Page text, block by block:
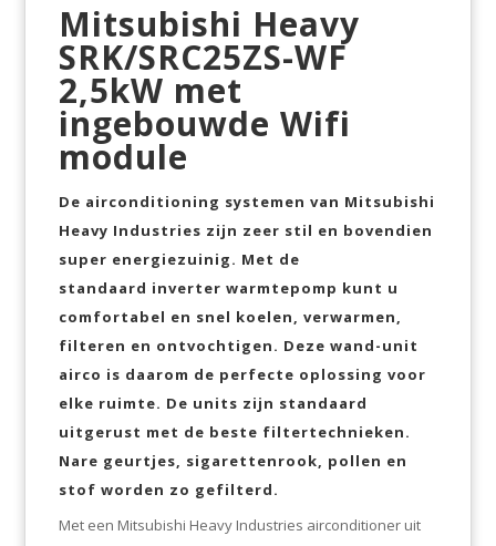
Mitsubishi Heavy
SRK/SRC25ZS-WF
2,5kW met
ingebouwde Wifi
module
De airconditioning systemen van Mitsubishi
Heavy Industries zijn zeer stil en bovendien
super energiezuinig. Met de
standaard inverterwarmtepomp kunt u
comfortabel en snel koelen, verwarmen,
filteren en ontvochtigen. Deze wand-unit
airco is daarom de perfecte oplossing voor
elke ruimte. De units zijn standaard
uitgerust met de beste filtertechnieken.
Nare geurtjes, sigarettenrook, pollen en
stof worden zo gefilterd.
Met een Mitsubishi Heavy Industries airconditioner uit